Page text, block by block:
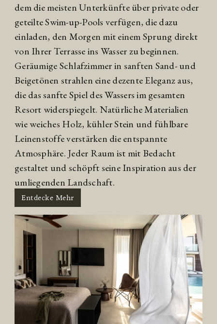
dem die meisten Unterkünfte über private oder
geteilte Swim-up-Pools verfügen, die dazu
einladen, den Morgen mit einem Sprung direkt
von Ihrer Terrasse ins Wasser zu beginnen.
Geräumige Schlafzimmer in sanften Sand- und
Beigetönen strahlen eine dezente Eleganz aus,
die das sanfte Spiel des Wassers im gesamten
Resort widerspiegelt. Natürliche Materialien
wie weiches Holz, kühler Stein und fühlbare
Leinenstoffe verstärken die entspannte
Atmosphäre. Jeder Raum ist mit Bedacht
gestaltet und schöpft seine Inspiration aus der
umliegenden Landschaft.
Entdecke Mehr